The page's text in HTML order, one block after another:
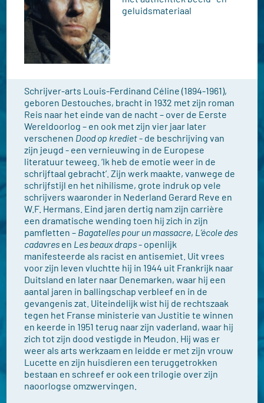
geluidsmateriaal
Schrijver-arts Louis-Ferdinand Céline (1894-1961),
geboren Destouches, bracht in 1932 met zijn roman
Reis naar het einde van de nacht – over de Eerste
Wereldoorlog – en ook met zijn vier jaar later
verschenen Dood op krediet- de beschrijving van
zijn jeugd - een vernieuwing in de Europese
literatuur teweeg. ‘Ik heb de emotie weer in de
schrijftaal gebracht’. Zijn werk maakte, vanwege de
schrijfstijl en het nihilisme, grote indruk op vele
schrijvers waaronder in Nederland Gerard Reve en
W.F. Hermans. Eind jaren dertig nam zijn carrière
een dramatische wending toen hij zich in zijn
pamfletten – Bagatelles pour un massacre, L’école des
cadavres en Les beaux draps- openlijk
manifesteerde als racist en antisemiet. Uit vrees
voor zijn leven vluchtte hij in 1944 uit Frankrijk naar
Duitsland en later naar Denemarken, waar hij een
aantal jaren in ballingschap verbleef en in de
gevangenis zat. Uiteindelijk wist hij de rechtszaak
tegen het Franse ministerie van Justitie te winnen
en keerde in 1951 terug naar zijn vaderland, waar hij
zich tot zijn dood vestigde in Meudon. Hij was er
weer als arts werkzaam en leidde er met zijn vrouw
Lucette en zijn huisdieren een teruggetrokken
bestaan en schreef er ook een trilogie over zijn
naoorlogse omzwervingen.